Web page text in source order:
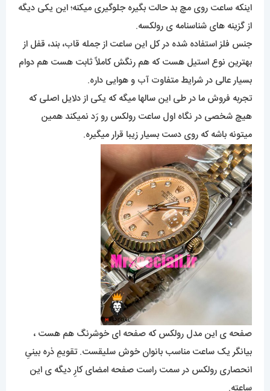
اینکه ساعت روی مچ بد حالت بگیره جلوگیری میکنه؛ این یکی دیگه
از گزینه های شناسنامه ی رولکسه.
جنس فلز استفاده شده در کل این ساعت از جمله قاب، بند، قفل از
بهترین نوع استیل هست که هم رنگش کاملاً ثابت هست هم دوام
بسیار عالی در شرایط متفاوت آب و هوایی داره.
تجربه فروش ما در طی این سالها میگه که یکی از دلایل اصلی که
هیچ شخصی در نگاه اول ساعت رولکس رو رَد نمیکند همین
میتونه باشه که روی دست بسیار زیبا قرار میگیره.
صفحه ی این مدل رولکس که صفحه ای خوشرنگ هم هست ،
بیانگر یک ساعت مناسب بانوان خوش سلیقست. تقویمِ ذره بینیِ
انحصاری رولکس در سمت راست صفحه امضای کارِ دیگه ی این